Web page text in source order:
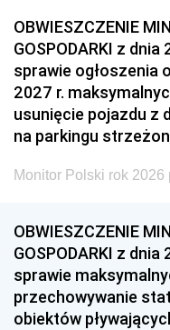
OBWIESZCZENIE
GOSPODARKI z
sprawie ogłoszenia
2027 r.
usunięcie pojazdu z
na parkingu
Monitor Polski rok 2026
OBWIESZCZENIE
GOSPODARKI z
sprawie
przechowywanie
obiektów